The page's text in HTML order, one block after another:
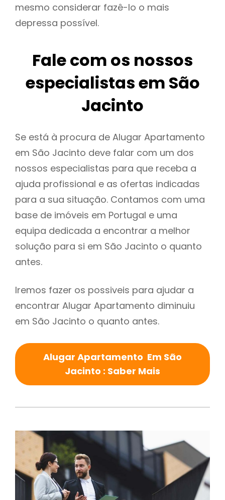
mesmo considerar fazê-lo o mais
depressa possível.
Fale com os nossos
especialistas em São
Jacinto
Se está à procura de Alugar Apartamento
em São Jacinto deve falar com um dos
nossos especialistas para que receba a
ajuda profissional e as ofertas indicadas
para a sua situação. Contamos com uma
base de imóveis em Portugal e uma
equipa dedicada a encontrar a melhor
solução para si em São Jacinto o quanto
antes.
Iremos fazer os possiveis para ajudar a
encontrar Alugar Apartamento diminuiu
em São Jacinto o quanto antes.
Alugar Apartamento Em São
Jacinto : Saber Mais